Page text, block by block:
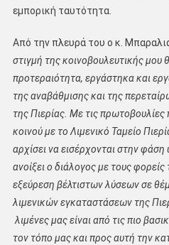
εμπορική ταυτότητα.
Από την πλευρά του ο κ.
στιγμή της κοινοβουλευτικής μου
προτεραιότητα, εργάστηκα και
της αναβάθμισης και της
της Πιερίας. Με τις
κοινού με το Λιμενικό Ταμείο
αρχίσει να εισέρχονται στην
ανοίξει ο διάλογος με τους
εξεύρεση βέλτιστων λύσεων σε
λιμενικών εγκαταστάσεων της
λιμένες μας είναι από τις πιο
τον τόπο μας και προς αυτή την